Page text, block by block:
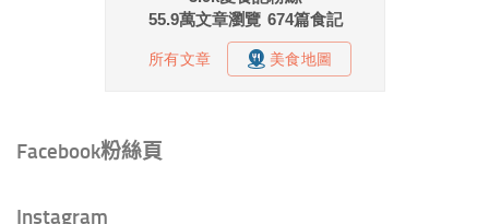
Facebook粉絲頁
Instagram